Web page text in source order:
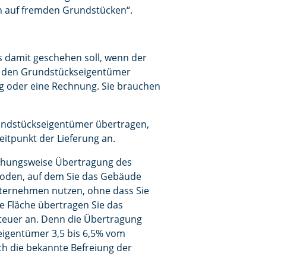
fremden Grundstücken“.
damit geschehen soll, wenn der
Grundstückseigentümer
eine Rechnung. Sie brauchen
übertragen,
der Lieferung an.
Übertragung des
auf dem Sie das Gebäude
nutzen, ohne dass Sie
Fläche übertragen Sie das
an. Denn die Übertragung
3,5 bis 6,5% vom
die bekannte Befreiung der